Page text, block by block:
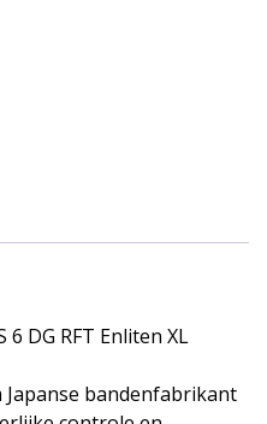
6 DG RFT Enliten XL
bandenfabrikant